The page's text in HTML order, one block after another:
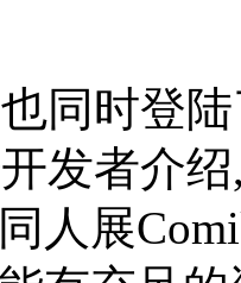
同时登
开发者介
人展